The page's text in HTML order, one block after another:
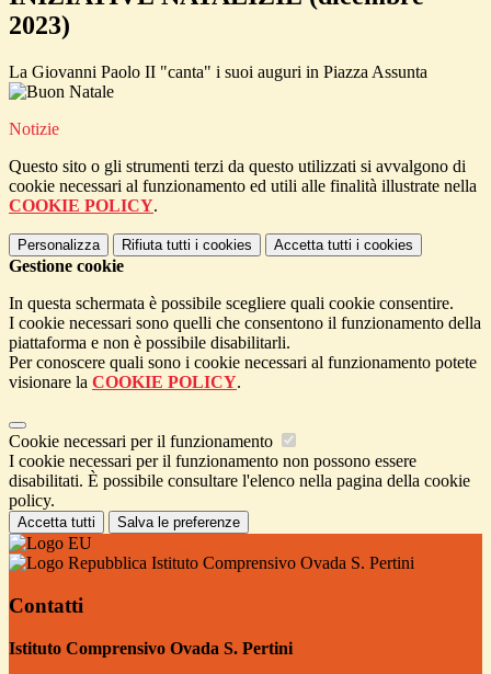
2023)
La Giovanni Paolo II "canta" i suoi auguri in Piazza Assunta
Notizie
Questo sito o gli strumenti terzi da questo utilizzati si avvalgono di
cookie necessari al funzionamento ed utili alle finalità illustrate nella
COOKIE POLICY.
Personalizza Rifiuta tutti i cookies Accetta tutti i cookies
Gestione cookie
In questa schermata è possibile scegliere quali cookie consentire.
I cookie necessari sono quelli che consentono il funzionamento della
piattaforma e non è possibile disabilitarli.
Per conoscere quali sono i cookie necessari al funzionamento potete
visionare la COOKIE POLICY.
Cookie necessari per il funzionamento
I cookie necessari per il funzionamento non possono essere
disabilitati. È possibile consultare l'elenco nella pagina della cookie
policy.
Accetta tutti Salva le preferenze
Istituto Comprensivo Ovada S. Pertini
Contatti
Istituto Comprensivo Ovada S. Pertini